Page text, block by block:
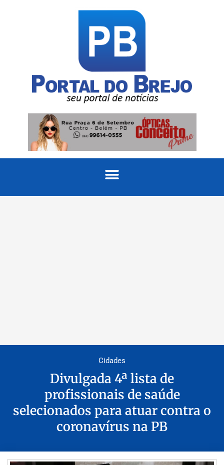
Cidades
Divulgada 4ª lista de
profissionais de saúde
selecionados para atuar contra o
coronavírus na PB